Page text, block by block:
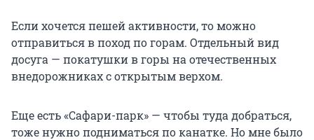
Если хочется пешей активности, то можно
отправиться в поход по горам. Отдельный вид
досуга — покатушки в горы на отечественных
внедорожниках с открытым верхом.
Еще есть «Сафари-парк» — чтобы туда добраться,
тоже нужно подниматься по канатке. Но мне было